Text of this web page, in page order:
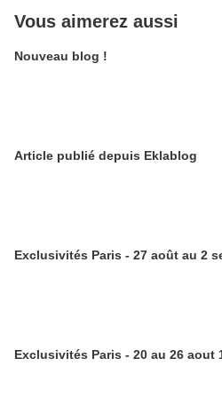
Vous aimerez aussi
Nouveau blog !
Article publié depuis Eklablog
Exclusivités Paris - 27 août au 2
Exclusivités Paris - 20 au 26 aout